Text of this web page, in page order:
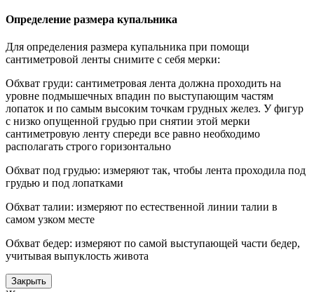
Определение размера купальника
Для определения размера купальника при помощи
сантиметровой ленты снимите с себя мерки:
Обхват груди: сантиметровая лента должна проходить на
уровне подмышечных впадин по выступающим частям
лопаток и по самым высоким точкам грудных желез. У фигур
с низко опущенной грудью при снятии этой мерки
сантиметровую ленту спереди все равно необходимо
располагать строго горизонтально
Обхват под грудью: измеряют так, чтобы лента проходила под
грудью и под лопатками
Обхват талии: измеряют по естественной линии талии в
самом узком месте
Обхват бедер: измеряют по самой выступающей части бедер,
учитывая выпуклость живота
Закрыть